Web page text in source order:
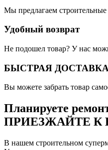
Мы предлагаем
Удобный возврат
Не подошел товар? У нас
БЫСТРАЯ ДОСТАВКА
Вы можете забрать товар
Планируете
ПРИЕЗЖАЙТЕ К
В нашем строительном